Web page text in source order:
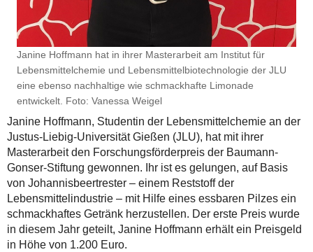
Janine Hoffmann hat in ihrer Masterarbeit am Institut für
Lebensmittelchemie und Lebensmittelbiotechnologie der JLU
eine ebenso nachhaltige wie schmackhafte Limonade
entwickelt. Foto: Vanessa Weigel
Janine Hoffmann, Studentin der Lebensmittelchemie an der
Justus-Liebig-Universität Gießen (JLU), hat mit ihrer
Masterarbeit den Forschungsförderpreis der Baumann-
Gonser-Stiftung gewonnen. Ihr ist es gelungen, auf Basis
von Johannisbeertrester – einem Reststoff der
Lebensmittelindustrie – mit Hilfe eines essbaren Pilzes ein
schmackhaftes Getränk herzustellen. Der erste Preis wurde
in diesem Jahr geteilt, Janine Hoffmann erhält ein Preisgeld
in Höhe von 1.200 Euro.